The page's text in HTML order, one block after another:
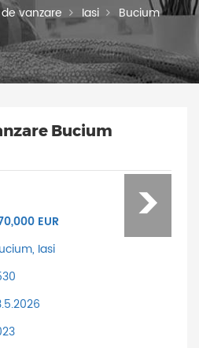
vanzare Iasi Bucium
Bucium
EUR
Iasi